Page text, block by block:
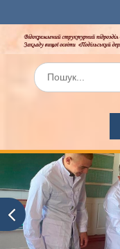
до
вмісту
Шукати: